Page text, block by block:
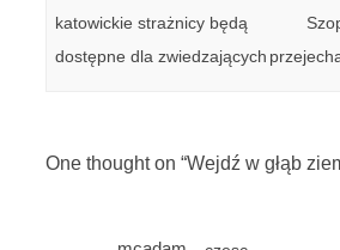
katowickie strażnicy będą
dostępne dla zwiedzających
One thought on “Wejdź w głąb